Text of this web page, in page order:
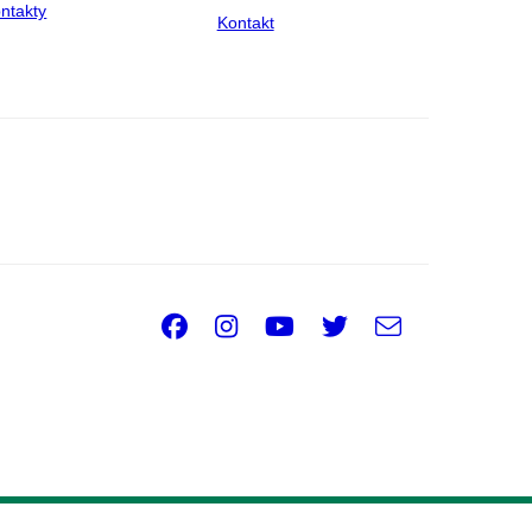
Kontakt
Facebook
Instagram
Youtube
Twitter
e-